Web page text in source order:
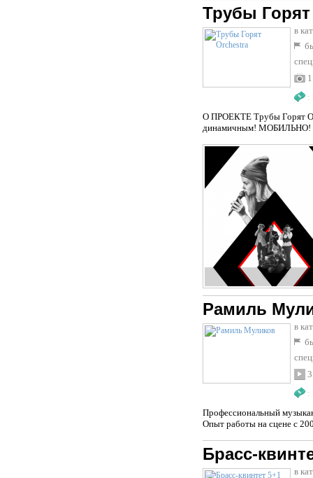
Трубы
в
1
:
О ПРОЕКТЕ Трубы Горят
динамичным! МОБИЛЬНО! На
Рамиль
в
3
:
Профессиональный
Опыт работы на сцене с
Брасс-
в